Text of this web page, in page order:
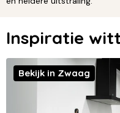
Inspiratie
Bekijk in Zwaag